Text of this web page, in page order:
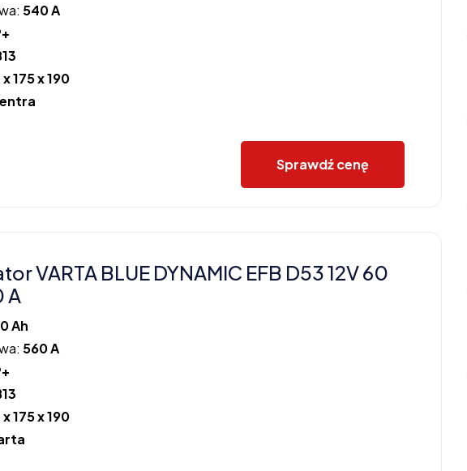
540 A
175 x 190
Sprawdź cenę
VARTA BLUE DYNAMIC EFB D53 12V 60
A
Ah
560 A
175 x 190